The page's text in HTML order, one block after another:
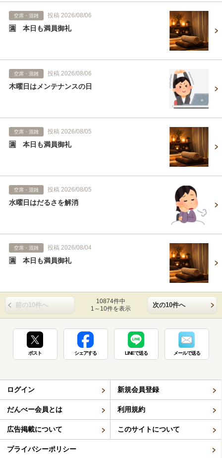
空席・混雑 投稿 2026/08/06
🈵 本日も満員御礼
空席・混雑 投稿 2026/08/06
木曜日はメンテナンスの日
空席・混雑 投稿 2026/08/05
🈵 本日も満員御礼
空席・混雑 投稿 2026/08/05
水曜日はだるさを解消
空席・混雑 投稿 2026/08/04
🈵 本日も満員御礼
前の10件へ
10874件中
1～10件を表示
次の10件へ
ポスト シェアする LINEで送る メールで送る
ログイン 新規会員登録
だんべー会員とは 利用規約
広告掲載について このサイトについて
プライバシーポリシー